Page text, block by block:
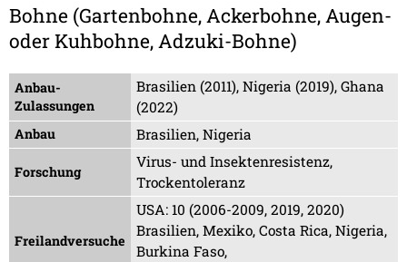
Bohne (Gartenbohne, Ackerbohne, Augen-
oder Kuhbohne, Adzuki-Bohne)
Anbau-
Zulassungen
Brasilien (2011), Nigeria (2019), Ghana
(2022)
Anbau Brasilien, Nigeria
Forschung
Virus- und Insektenresistenz,
Trockentoleranz
Freilandversuche
USA: 10 (2006-2009, 2019, 2020)
Brasilien, Mexiko, Costa Rica, Nigeria,
Burkina Faso,